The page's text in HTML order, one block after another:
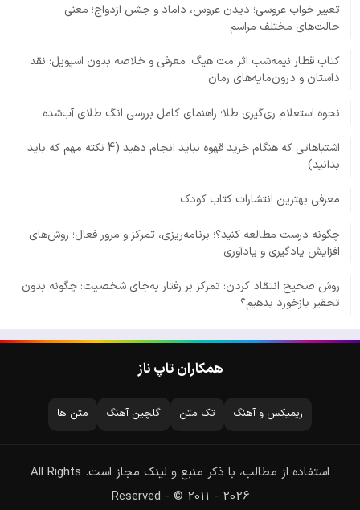
تعبیر خواب عروسی؛ دیدن عروس، داماد و جشن ازدواج؛ معنی
حالت‌های مختلف مراسم
کتاب قطار نیمه‌شب اثر مت هیگ؛ معرفی و خلاصه بدون اسپویل؛ نقد
داستان و درون‌مایه‌های رمان
نحوه استعلام ری‌گیری طلا؛ راهنمای کامل بررسی انگ طلای آب‌شده
اشتباهاتی که هنگام خرید قهوه نباید انجام دهید (4 نکته مهم که باید
بدانید)
معرفی بهترین انتشارات کتاب کودک
چگونه درست مطالعه کنید؟؛ برنامه‌ریزی، تمرکز و مرور فعال؛ روش‌های
افزایش یادگیری و یادآوری
روش صحیح انتقاد کردن؛ تمرکز بر رفتار به‌جای شخصیت؛ چگونه بدون
تحقیر بازخورد بدهیم؟
همکاران تاپ ناز
ریمیکس و آهنگ تک متن گلچین آهنگ متن ها
استفاده از مطالب، با ذکر منبع و لینک مجاز است. All Rights
Reserved - © 2011 - 2026